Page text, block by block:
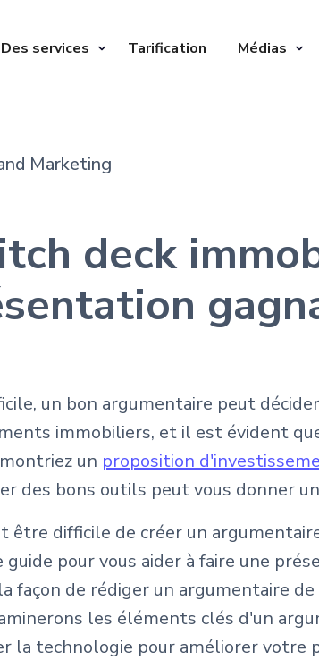
Des services Tarification Médias
Marketing
deck
un bon argumentaire peut
immobiliers, et il est évident
un proposition
des bons outils peut vous donner
être difficile de créer un
guide pour vous aider à faire une
façon de rédiger un argumentaire
les éléments clés d'un
technologie pour améliorer votre